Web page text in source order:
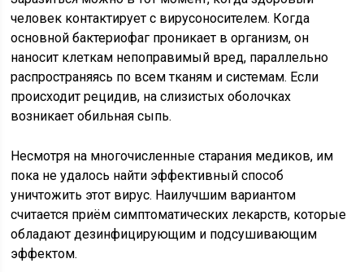
человек контактирует с вирусоносителем. Когда
основной бактериофаг проникает в организм, он
наносит клеткам непоправимый вред, параллельно
распространяясь по всем тканям и системам. Если
происходит рецидив, на слизистых оболочках
возникает обильная сыпь.
Несмотря на многочисленные старания медиков, им
пока не удалось найти эффективный способ
уничтожить этот вирус. Наилучшим вариантом
считается приём симптоматических лекарств, которые
обладают дезинфицирующим и подсушивающим
эффектом.